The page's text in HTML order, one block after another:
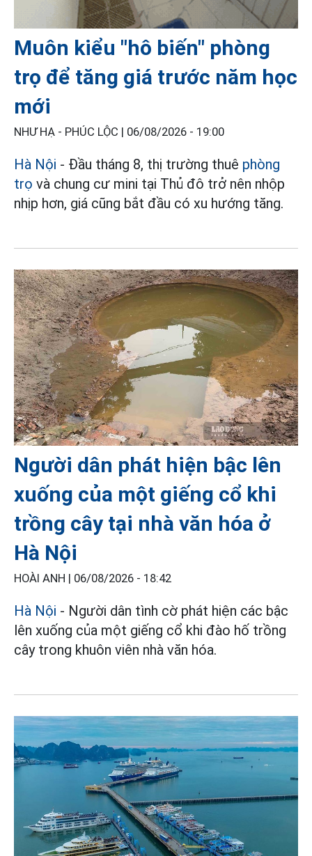
Muôn kiểu "hô biến" phòng
trọ để tăng giá trước năm học
mới
NHƯ HẠ - PHÚC LỘC | 06/08/2026 - 19:00
Hà Nội - Đầu tháng 8, thị trường thuê phòng
trọ và chung cư mini tại Thủ đô trở nên nhộp
nhịp hơn, giá cũng bắt đầu có xu hướng tăng.
Người dân phát hiện bậc lên
xuống của một giếng cổ khi
trồng cây tại nhà văn hóa ở
Hà Nội
HOÀI ANH | 06/08/2026 - 18:42
Hà Nội - Người dân tình cờ phát hiện các bậc
lên xuống của một giếng cổ khi đào hố trồng
cây trong khuôn viên nhà văn hóa.